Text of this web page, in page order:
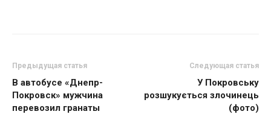
Предыдущая статья
В автобусе «Днепр-
Покровск» мужчина
перевозил гранаты
Следующая статья
У Покровську
розшукується злочинець
(фото)